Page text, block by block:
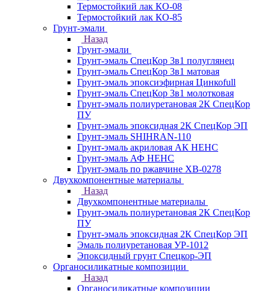
Термостойкий лак КО-08
Термостойкий лак КО-85
Грунт-эмали
Назад
Грунт-эмали
Грунт-эмаль СпецКор 3в1 полуглянец
Грунт-эмаль СпецКор 3в1 матовая
Грунт-эмаль эпоксиэфирная Цинкоfull
Грунт-эмаль СпецКор 3в1 молотковая
Грунт-эмаль полиуретановая 2К СпецКор
ПУ
Грунт-эмаль эпоксидная 2К СпецКор ЭП
Грунт-эмаль SHIHRAN-110
Грунт-эмаль акриловая АК НЕНС
Грунт-эмаль АФ НЕНС
Грунт-эмаль по ржавчине ХВ-0278
Двухкомпонентные материалы
Назад
Двухкомпонентные материалы
Грунт-эмаль полиуретановая 2К СпецКор
ПУ
Грунт-эмаль эпоксидная 2К СпецКор ЭП
Эмаль полиуретановая УР-1012
Эпоксидный грунт Спецкор-ЭП
Органосиликатные композиции
Назад
Органосиликатные композиции